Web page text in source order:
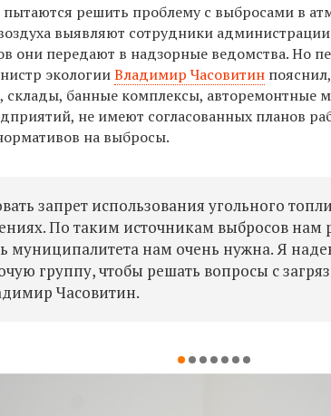
решить проблему с выбросами в
выявляют сотрудники
они передают в надзорные ведомства. Но
экологииВладимир Часовитин
банные комплексы, авторемонтные
не имеют согласованных планов
на выбросы.
запрет использования угольного
По таким источникам выбросов нам
нам очень нужна. Я
группу, чтобы решать вопросы с
Часовитин.